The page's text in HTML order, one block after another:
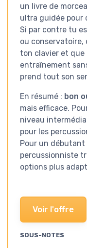
un livre de
ultra guidée pour
Si par contre tu
ou conservatoire,
ton clavier et
entraînement
prend tout son
En résumé : bon
mais efficace.
niveau
pour les
Pour un
percussionniste
options plus
Voir l'offre
SOUS-NOTES